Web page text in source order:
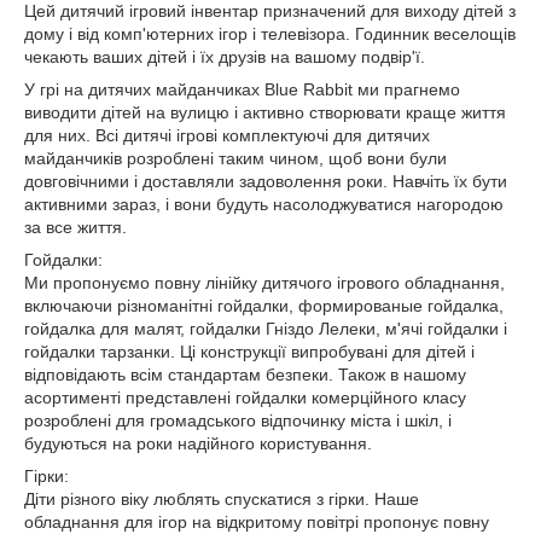
Цей дитячий ігровий інвентар призначений для виходу дітей з
дому і від комп'ютерних ігор і телевізора. Годинник веселощів
чекають ваших дітей і їх друзів на вашому подвір'ї.
У грі на дитячих майданчиках Blue Rabbit ми прагнемо
виводити дітей на вулицю і активно створювати краще життя
для них. Всі дитячі ігрові комплектуючі для дитячих
майданчиків розроблені таким чином, щоб вони були
довговічними і доставляли задоволення роки. Навчіть їх бути
активними зараз, і вони будуть насолоджуватися нагородою
за все життя.
Гойдалки:
Ми пропонуємо повну лінійку дитячого ігрового обладнання,
включаючи різноманітні гойдалки, формированые гойдалка,
гойдалка для малят, гойдалки Гніздо Лелеки, м'ячі гойдалки і
гойдалки тарзанки. Ці конструкції випробувані для дітей і
відповідають всім стандартам безпеки. Також в нашому
асортименті представлені гойдалки комерційного класу
розроблені для громадського відпочинку міста і шкіл, і
будуються на роки надійного користування.
Гірки:
Діти різного віку люблять спускатися з гірки. Наше
обладнання для ігор на відкритому повітрі пропонує повну